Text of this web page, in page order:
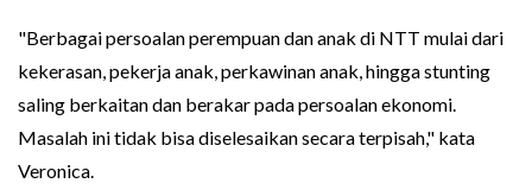
"Berbagai persoalan perempuan dan anak di NTT mulai dari
kekerasan, pekerja anak, perkawinan anak, hingga stunting
saling berkaitan dan berakar pada persoalan ekonomi.
Masalah ini tidak bisa diselesaikan secara terpisah," kata
Veronica.